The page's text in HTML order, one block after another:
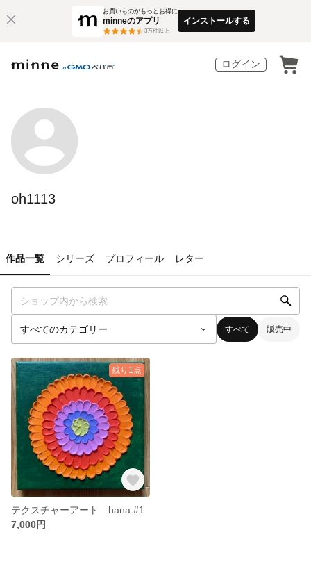
お買いものがもっとお得に
minneのアプリ
3万件以上
インストールする
ログイン
oh1113
作品一覧 シリーズ プロフィール レター
すべて 販売中
残り1点
テクスチャーアート hana #1
7,000円